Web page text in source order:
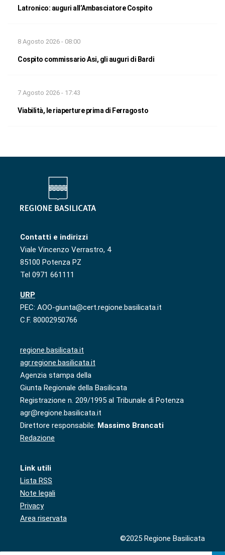
Latronico: auguri all’Ambasciatore Cospito
8 Agosto 2026 - 08:00
Cospito commissario Asi, gli auguri di Bardi
7 Agosto 2026 - 17:43
Viabilità, le riaperture prima di Ferragosto
Contatti e indirizzi
Viale Vincenzo Verrastro, 4
85100 Potenza PZ
Tel 0971 661111
URP
PEC: AOO-giunta@cert.regione.basilicata.it
C.F. 80002950766
regione.basilicata.it
agr.regione.basilicata.it
Agenzia stampa della
Giunta Regionale della Basilicata
Registrazione n. 209/1995 al Tribunale di Potenza
agr@regione.basilicata.it
Direttore responsabile: Massimo Brancati
Redazione
Link utili
Lista RSS
Note legali
Privacy
Area riservata
©2025 Regione Basilicata